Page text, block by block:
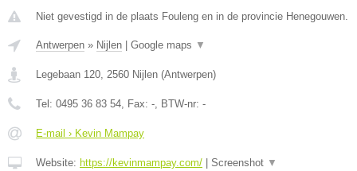
Niet gevestigd in de plaats Fouleng en in de provincie Henegouwen.
Antwerpen » Nijlen Google maps ▼
Legebaan 120 2560 Nijlen (Antwerpen)
Tel: 0495 36 83 54 , Fax: - , BTW-nr: -
E-mail › Kevin Mampay
Website: https://kevinmampay.com/ Screenshot ▼